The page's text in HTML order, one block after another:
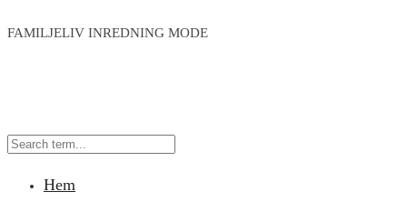
FAMILJELIV INREDNING MODE
Hem